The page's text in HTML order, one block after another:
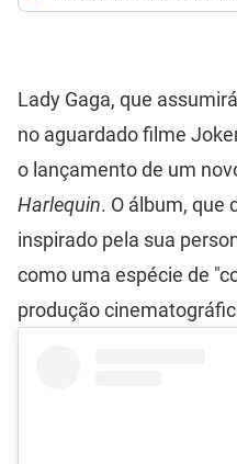
Lady Gaga, que
no aguardado filme
o lançamento de um
Harlequin. O álbum, que
inspirado pela sua
como uma espécie de
produção